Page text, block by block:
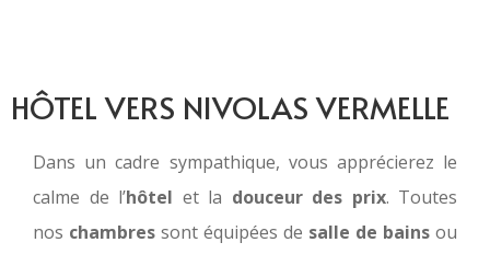
HÔTEL VERS NIVOLAS VERMELLE
Dans un cadre sympathique, vous apprécierez le
calme de l’hôtel et la douceur des prix. Toutes
nos chambres sont équipées de salle de bains ou